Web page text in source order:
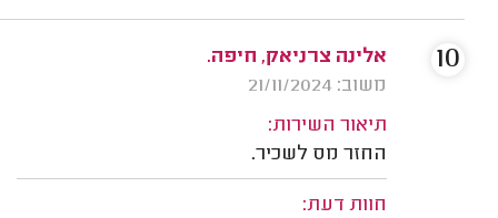
אלינה צרניאק, חיפה.
משוב: 21/11/2024
תיאור השירות:
החזר מס לשכיר.
חוות דעת:
10